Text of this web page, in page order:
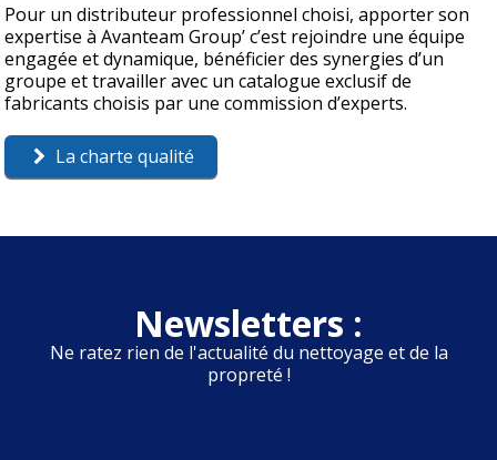
Pour un distributeur professionnel choisi, apporter son
expertise à Avanteam Group’ c’est rejoindre une équipe
engagée et dynamique, bénéficier des synergies d’un
groupe et travailler avec un catalogue exclusif de
fabricants choisis par une commission d’experts.
La charte qualité
Newsletters :
Ne ratez rien de l'actualité du nettoyage et de la
propreté !